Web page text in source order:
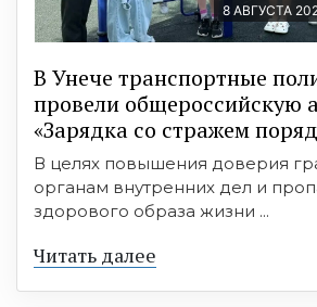
8 АВГУСТА
В Унече транспортные
провели общероссийскую
«Зарядка со стражем
В целях повышения доверия
органам внутренних дел и
здорового образа жизни ...
Читать далее